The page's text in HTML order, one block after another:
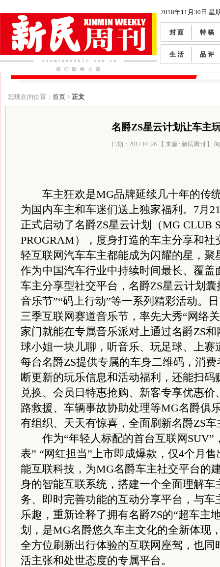
2018年11月30日 星
封 面 特 稿
生 活 品 评
您现在的位置： 首页 > 正文
名爵ZS星云计划让车主
日期：2017-07-26 【 来源 : 新民周刊 】
车主狂欢是MG品牌延续几十年的传
为国内车主和车迷们送上独家福利。7月
正式启动了名爵ZS星云计划（MG CLUB
PROGRAM），度身打造的车主分享和
轻互联网汽车车主都能成为闪耀的星，聚
作为中国汽车行业中持续时间最长、覆盖
车主分享型社交平台，名爵ZS星云计划
音乐节”“码上行动”等一系列精彩活动。
三季互联网赛道音乐节，率先大秀“网络
家门就能在专属音乐派对上通过名爵ZS
球小姐一块儿聊，听音乐、玩足球、上赛
每台名爵ZS提供专属的车身二维码，消
断更新的玩乐信息和活动福利，还能扫
兑换、会员日特惠抢购、新客专享优惠价
路救援、车辆事故协助处理等MG名爵俱
有组织、天天有惊喜，全面刷新名爵ZS
作为“年轻人标配的首台互联网SUV”
表” “网红担当”上市即成爆款，仅4个月
能互联科技，为MG名爵车主社交平台的
身的智能互联系统，搭建一个全面理解车
务、即时完善功能的互动分享平台，与车
乐趣，重新诠释了拥有名爵ZS的“超车主
划，是MG名爵悠久车主文化的全新体现
全方位刷新出行体验的互联网座驾，也同
活主张和处世态度的专属平台。